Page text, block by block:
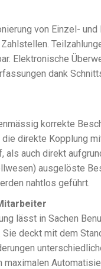
von Einzel-
Zahlstellen.
Elektronische
dank
korrekte
die direkte Kopplung
als auch direkt
ausgelöste
nahtlos geführt.
lässt in Sachen
deckt mit dem
maximalen